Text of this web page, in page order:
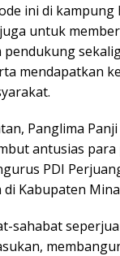
ini di kampung
untuk
mendapatkan
Panglima
antusias
PDI
Kabupaten
sahabat